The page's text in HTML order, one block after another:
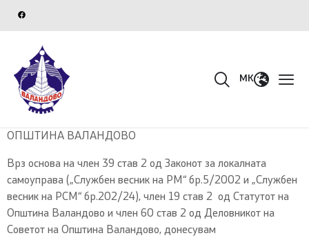
MK
ОПШТИНА ВАЛАНДОВО
Врз основа на член 39 став 2 од Законот за локалната
самоуправа („Службен весник на РМ“ бр.5/2002 и „Службен
весник на РСМ“ бр.202/24), член 19 став 2 од Статутот на
Општина Валандово и член 60 став 2 од Деловникот на
Советот на Општина Валандово, донесувам